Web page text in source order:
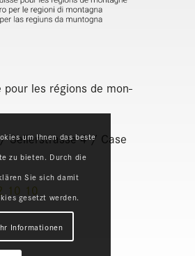
pour les régions de mon­
Sei­lers­trasse 4 / Case
10 10
um Ihnen das beste
zu bieten. Durch die
Sie sich damit
gesetzt werden.
Informationen